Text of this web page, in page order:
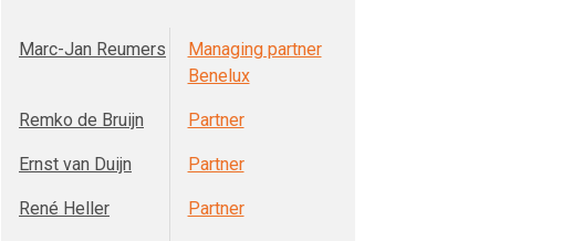
Marc-Jan Reumers
Managing partner
Benelux
Remko de Bruijn Partner
Ernst van Duijn Partner
René Heller Partner